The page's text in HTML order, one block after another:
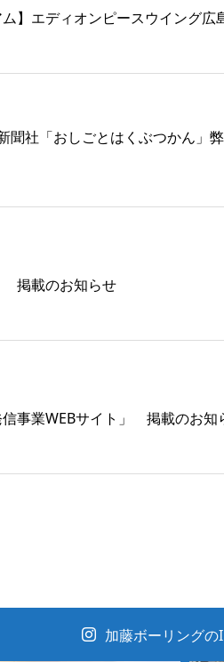
ム】エディオンピースウイング
聞社「おしごとはくぶつかん」
掲載のお知らせ
信事業WEBサイト」 掲載のお知
加藤ボーリング